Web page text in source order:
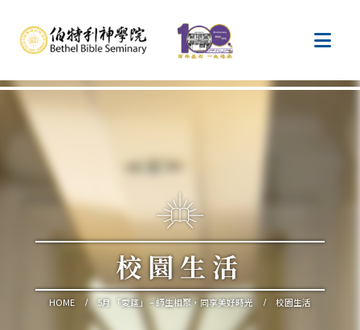
校園生活
HOME 5月 「愛筵」 – 師生相聚，同享美好時光 校園生活